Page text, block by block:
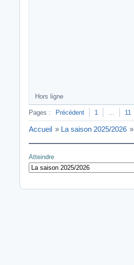
Hors ligne
Pages : Précédent 1 11
Accueil » La saison 2025/2026 »
Atteindre